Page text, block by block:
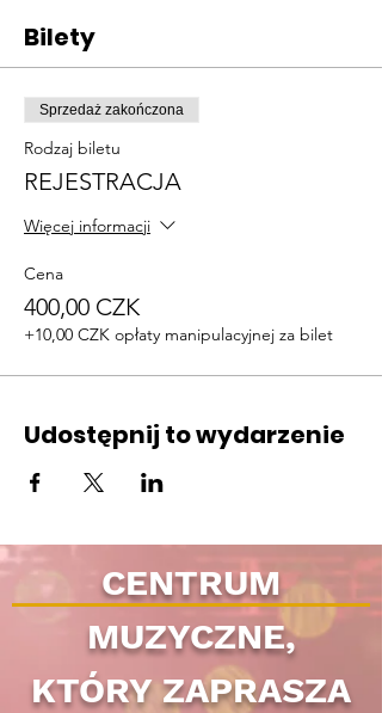
Bilety
Sprzedaż zakończona
Rodzaj biletu
REJESTRACJA
Więcej informacji
Cena
400,00 CZK
+10,00 CZK opłaty manipulacyjnej za bilet
Udostępnij to wydarzenie
CENTRUM
MUZYCZNE,
KTÓRY ZAPRASZA